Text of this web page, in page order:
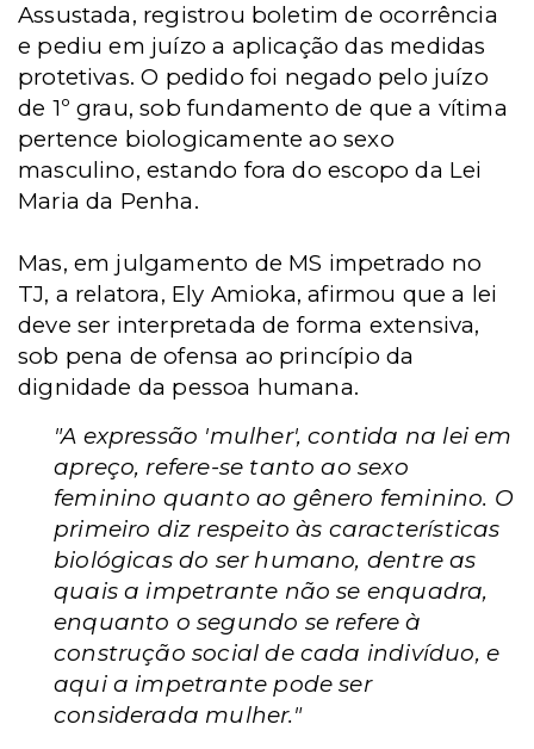
Assustada, registrou boletim de ocorrência
e pediu em juízo a aplicação das medidas
protetivas. O pedido foi negado pelo juízo
de 1º grau, sob fundamento de que a vítima
pertence biologicamente ao sexo
masculino, estando fora do escopo da Lei
Maria da Penha.
Mas, em julgamento de MS impetrado no
TJ, a relatora, Ely Amioka, afirmou que a lei
deve ser interpretada de forma extensiva,
sob pena de ofensa ao princípio da
dignidade da pessoa humana.
"A expressão 'mulher', contida na lei em
apreço, refere-se tanto ao sexo
feminino quanto ao gênero feminino. O
primeiro diz respeito às características
biológicas do ser humano, dentre as
quais a impetrante não se enquadra,
enquanto o segundo se refere à
construção social de cada indivíduo, e
aqui a impetrante pode ser
considerada mulher."